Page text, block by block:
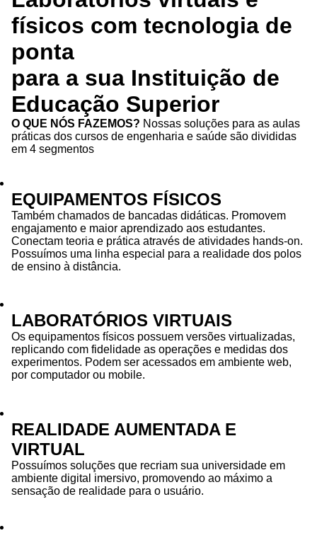
físicos com tecnologia de
ponta
para a sua Instituição de
Educação Superior
O QUE NÓS FAZEMOS? Nossas soluções para as aulas
práticas dos cursos de engenharia e saúde são divididas
em 4 segmentos
EQUIPAMENTOS FÍSICOS
Também chamados de bancadas didáticas. Promovem
engajamento e maior aprendizado aos estudantes.
Conectam teoria e prática através de atividades hands-on.
Possuímos uma linha especial para a realidade dos polos
de ensino à distância.
LABORATÓRIOS VIRTUAIS
Os equipamentos físicos possuem versões virtualizadas,
replicando com fidelidade as operações e medidas dos
experimentos. Podem ser acessados em ambiente web,
por computador ou mobile.
REALIDADE AUMENTADA E
VIRTUAL
Possuímos soluções que recriam sua universidade em
ambiente digital imersivo, promovendo ao máximo a
sensação de realidade para o usuário.